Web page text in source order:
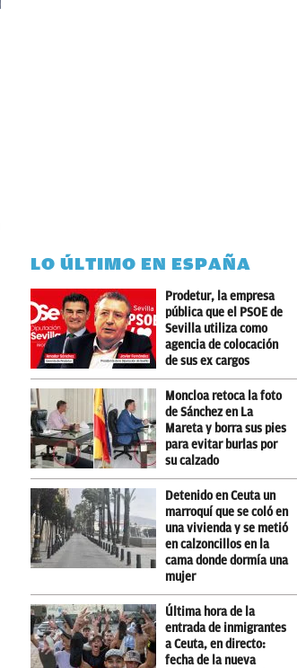
LO ÚLTIMO EN ESPAÑA
Prodetur, la empresa
pública que el PSOE de
Sevilla utiliza como
agencia de colocación
de sus ex cargos
Moncloa retoca la foto
de Sánchez en La
Mareta y borra sus pies
para evitar burlas por
su calzado
Detenido en Ceuta un
marroquí que se coló en
una vivienda y se metió
en calzoncillos en la
cama donde dormía una
mujer
Última hora de la
entrada de inmigrantes
a Ceuta, en directo:
fecha de la nueva